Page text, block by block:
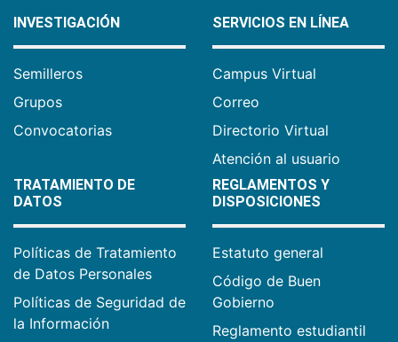
INVESTIGACIÓN
Semilleros
Grupos
Convocatorias
SERVICIOS EN LÍNEA
Campus Virtual
Correo
Directorio Virtual
Atención al usuario
TRATAMIENTO DE
DATOS
Políticas de Tratamiento
de Datos Personales
Políticas de Seguridad de
la Información
REGLAMENTOS Y
DISPOSICIONES
Estatuto general
Código de Buen
Gobierno
Reglamento estudiantil